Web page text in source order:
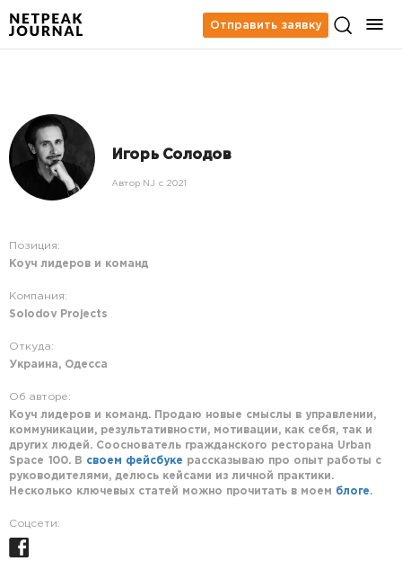
Отправить заявку
Игорь Солодов
Автор NJ c 2021
Позиция:
Коуч лидеров и команд
Компания:
Solodov Projects
Откуда:
Украина, Одесса
Об авторе:
Коуч лидеров и команд. Продаю новые смыслы в управлении,
коммуникации, результативности, мотивации, как себя, так и
других людей. Сооснователь гражданского ресторана Urban
Space 100. В своем фейсбуке рассказываю про опыт работы с
руководителями, делюсь кейсами из личной практики.
Несколько ключевых статей можно прочитать в моем блоге.
Соцсети: